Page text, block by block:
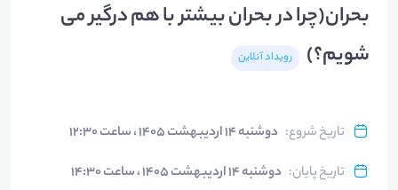
بحران(چرا در بحران بیشتر با هم درگیر می
شویم؟)
رویداد آنلاین
تاریخ شروع: دوشنبه ۱۴ اردیبهشت ۱۴۰۵ ، ساعت ۱۲:۳۰
تاریخ پایان: دوشنبه ۱۴ اردیبهشت ۱۴۰۵ ، ساعت ۱۴:۳۰